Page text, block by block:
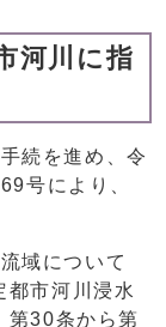
河川に指
続を進め、令
号により、
域について
都市河川浸水
第30条から第